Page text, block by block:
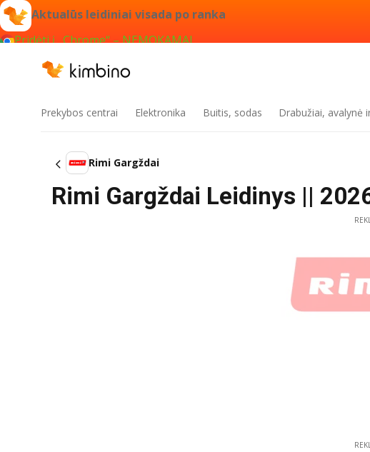
Aktualūs leidiniai visada po ranka
Pridėti į „Chrome“ – NEMOKAMAI
Prekybos centrai Elektronika Buitis, sodas Drabužiai, avalynė
Rimi Gargždai
Rimi Gargždai Leidinys ||